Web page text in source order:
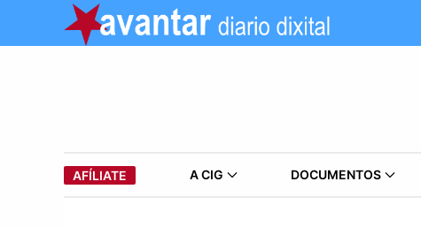
AFÍLIATE A CIG DOCUMENTOS